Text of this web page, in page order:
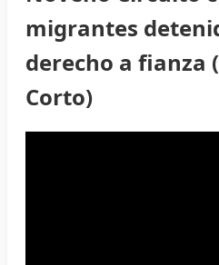
migrantes
derecho a fianza
Corto)